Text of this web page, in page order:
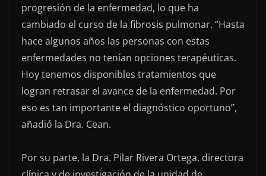
progresión de la enfermedad, lo que ha
cambiado el curso de la fibrosis pulmonar. “Hasta
hace algunos años las personas con estas
enfermedades no tenían opciones terapéuticas.
Hoy tenemos disponibles tratamientos que
logran retrasar el avance de la enfermedad. Por
eso es tan importante el diagnóstico oportuno”,
añadió la Dra. Cean.
Por su parte, la Dra. Pilar Rivera Ortega, directora